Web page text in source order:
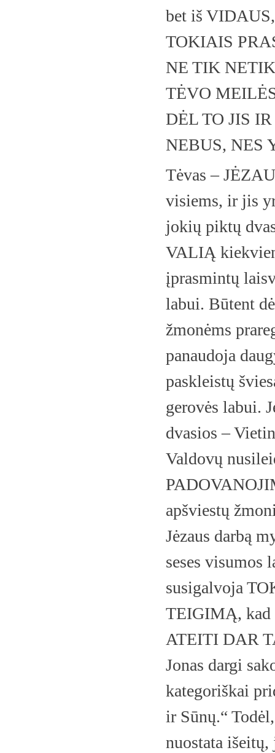
bet iš
TOKIAIS
NE TIK
TĖVO
DĖL TO JIS
NEBUS, NES
Tėvas –
visiems, ir jis
jokių piktų
VALIĄ
įprasmintų
labui. Būtent
žmonėms
panaudoja
paskleistų
gerovės labui.
dvasios –
Valdovų
apšviestų
Jėzaus darbą
seses visumos
susigalvoja
TEIGIMĄ, kad
ATEITI DAR
Jonas dargi
kategoriškai
ir Sūnų.“
nuostata